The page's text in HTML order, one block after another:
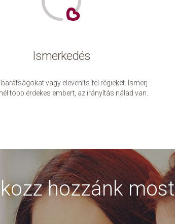
Ismerkedés
vagy eleveníts fel régieket. Ismerj
több érdekes embert, az irányítás nálad van.
hozzánk